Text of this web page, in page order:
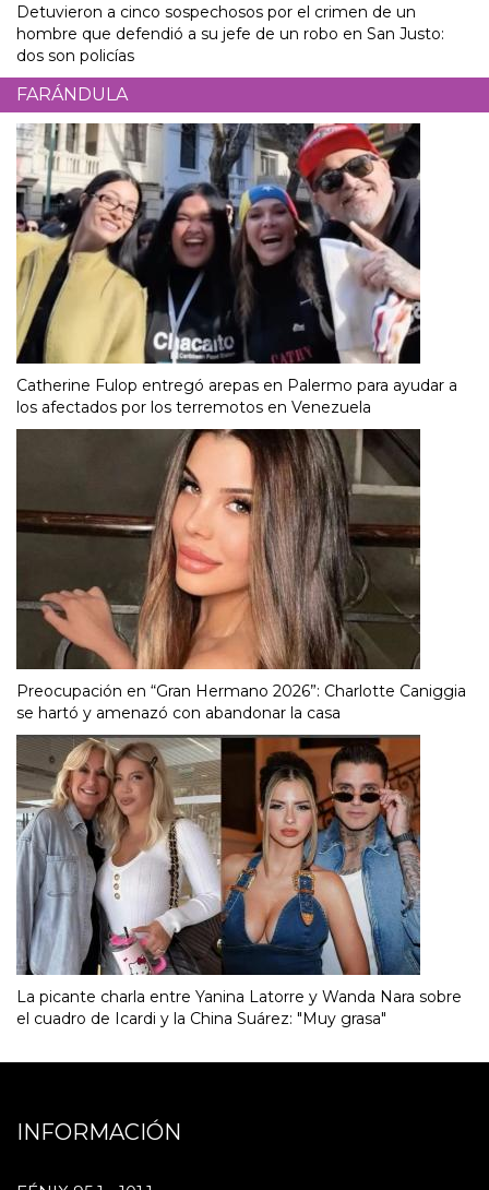
Detuvieron a cinco sospechosos por el crimen de un
hombre que defendió a su jefe de un robo en San Justo:
dos son policías
FARÁNDULA
Catherine Fulop entregó arepas en Palermo para ayudar a
los afectados por los terremotos en Venezuela
Preocupación en “Gran Hermano 2026”: Charlotte Caniggia
se hartó y amenazó con abandonar la casa
La picante charla entre Yanina Latorre y Wanda Nara sobre
el cuadro de Icardi y la China Suárez: "Muy grasa"
INFORMACIÓN